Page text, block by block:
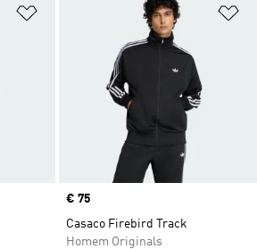
Adicionar à Lista de Desejos
Price
€ 75
Casaco Firebird Track
Homem Originals